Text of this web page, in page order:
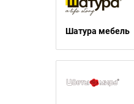
Шатура мебель